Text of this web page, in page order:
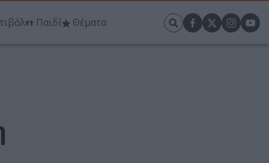
Παιδί Θέματα